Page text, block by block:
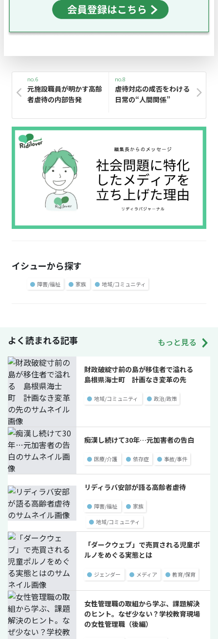
no.6
元施設職員が明かす高齢
者虐待の内部告発
no.8
虐待対応の成否をわける
日常の“人間関係”
イシューから探す
● 障害/福祉 ● 家族 ● 地域/コミュニティ
よく読まれる記事 もっと見る
財政破綻寸前の島が移住者で溢れる
島根県海士町 計画なき変革の先
● 地域/コミュニティ ● 政治/政策
痴漢し続けて30年…元加害者の告白
● 医療/介護 ● 依存症 ● 事故/事件
リディラバ安部が語る高齢者虐待
● 障害/福祉 ● 家族
● 地域/コミュニティ
「ダークウェブ」で売買される児童ポ
ルノをめぐる実態とは
● ジェンダー ● メディア ● 教育/保育
女性管理職の取組から学ぶ、課題解決
のヒント。なぜ少ない？学校教育現場
の女性管理職（後編）